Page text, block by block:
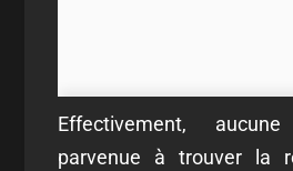
Effectivement,
parvenue à trouver la